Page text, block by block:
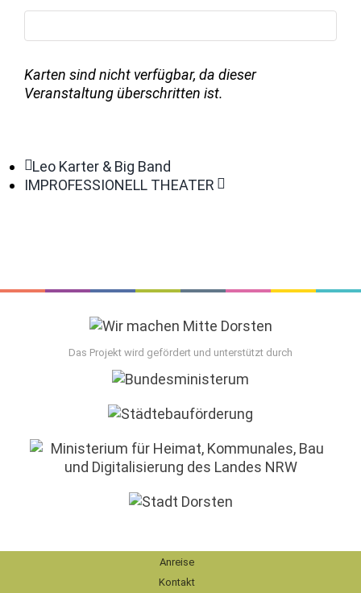
Karten sind nicht verfügbar, da dieser
Veranstaltung überschritten ist.
Leo Karter & Big Band
IMPROFESSIONELL THEATER
Das Projekt wird gefördert und unterstützt durch
Anreise
Kontakt